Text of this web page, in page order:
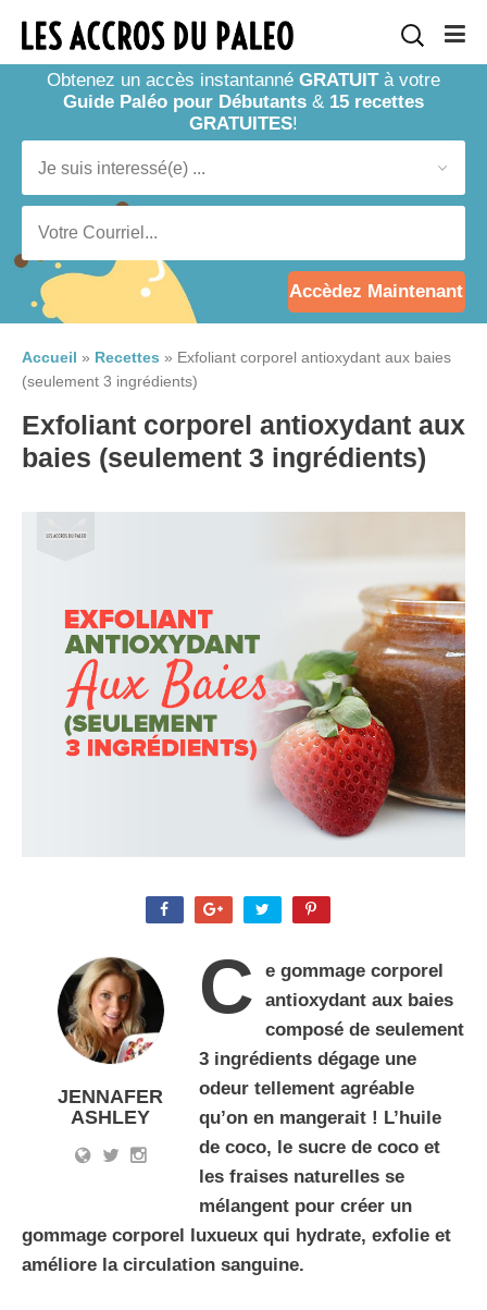
Obtenez un accès instantanné GRATUITà votre
Guide Paléo pour Débutants & 15 recettes
GRATUITES!
Accèdez Maintenant
Accueil » Recettes » Exfoliant corporel antioxydant aux baies
(seulement 3 ingrédients)
Exfoliant corporel antioxydant aux
baies (seulement 3 ingrédients)
JENNAFER
ASHLEY
C
e gommage corporel
antioxydant aux baies
composé de seulement
3 ingrédients dégage une
odeur tellement agréable
qu’on en mangerait ! L’huile
de coco, le sucre de coco et
les fraises naturelles se
mélangent pour créer un
gommage corporel luxueux qui hydrate, exfolie et
améliore la circulation sanguine.